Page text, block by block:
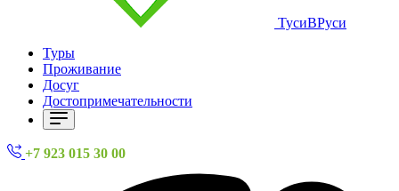
ТусиВРуси
Туры
Проживание
Досуг
Достопримечательности
+7 923 015 30 00